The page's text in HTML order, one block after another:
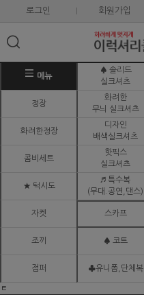
로그인 회원가입
메뉴
♠ 솔리드
실크셔츠
정장
화려한
무늬 실크셔츠
화려한정장
디자인
배색실크셔츠
콤비세트
핫픽스
실크셔츠
★ 턱시도
♬ 특수복
(무대.공연,댄스)
자켓 스카프
조끼 ♠ 코트
점퍼 ♣유니폼,단체복
ㅌ